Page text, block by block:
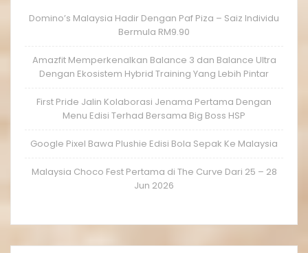
Domino’s Malaysia Hadir Dengan Paf Piza – Saiz Individu
Bermula RM9.90
Amazfit Memperkenalkan Balance 3 dan Balance Ultra
Dengan Ekosistem Hybrid Training Yang Lebih Pintar
First Pride Jalin Kolaborasi Jenama Pertama Dengan
Menu Edisi Terhad Bersama Big Boss HSP
Google Pixel Bawa Plushie Edisi Bola Sepak Ke Malaysia
Malaysia Choco Fest Pertama di The Curve Dari 25 – 28
Jun 2026